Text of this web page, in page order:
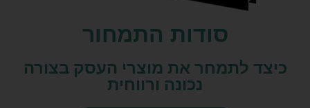
סודות התמחור
כיצד לתמחר את מוצרי העסק בצורה
נכונה ורווחית